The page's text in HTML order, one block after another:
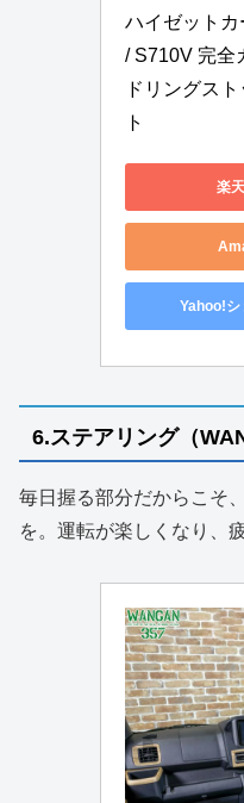
ハイゼット
/ S710V 完全
ドリングス
ト
楽
Yahoo!シ
6.ステアリング（
毎日握る部分だからこそ
を。運転が楽しくなり、